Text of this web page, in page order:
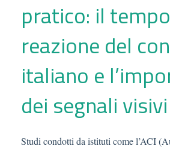
pratico: il
reazione del
italiano e
dei segnali visivi
Studi condotti da istituti come l’ACI